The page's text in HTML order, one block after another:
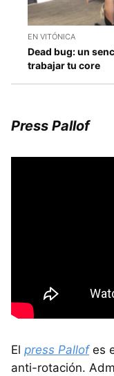
EN VITÓNICA
Dead bug: un
trabajar tu core
Press Pallof
El press Pallofes
anti-rotación.